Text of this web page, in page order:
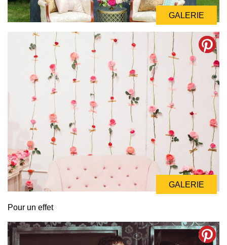
GALERIE
GALERIE
Pour un effet